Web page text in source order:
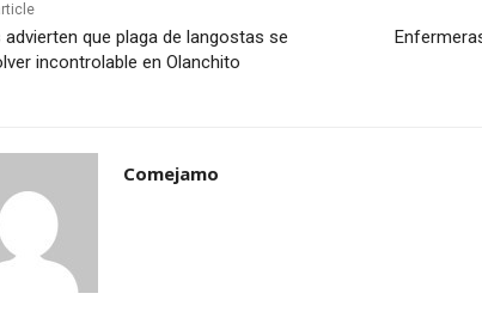
advierten que plaga de langostas se
incontrolable en Olanchito
Comejamo